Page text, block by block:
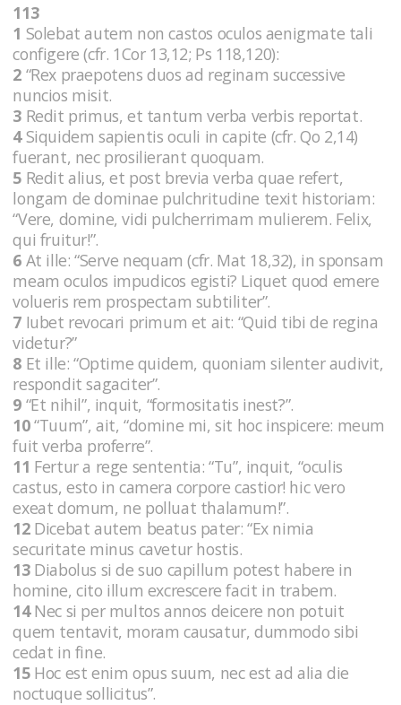
113
1 Solebat autem non castos oculos aenigmate tali
configere (cfr. 1Cor 13,12; Ps 118,120):
2 “Rex praepotens duos ad reginam successive
nuncios misit.
3 Redit primus, et tantum verba verbis reportat.
4Siquidem sapientis oculi in capite (cfr. Qo 2,14)
fuerant, nec prosilierant quoquam.
5 Redit alius, et post brevia verba quae refert,
longam de dominae pulchritudine texit historiam:
“Vere, domine, vidi pulcherrimam mulierem. Felix,
qui fruitur!”.
6 At ille: “Serve nequam (cfr. Mat 18,32), in sponsam
meam oculos impudicos egisti? Liquet quod emere
volueris rem prospectam subtiliter”.
7 Iubet revocari primum et ait: “Quid tibi de regina
videtur?”
8 Et ille: “Optime quidem, quoniam silenter audivit,
respondit sagaciter”.
9 “Et nihil”, inquit, “formositatis inest?”.
10“Tuum”, ait, “domine mi, sit hoc inspicere: meum
fuit verba proferre”.
11 Fertur a rege sententia: “Tu”, inquit, “oculis
castus, esto in camera corpore castior! hic vero
exeat domum, ne polluat thalamum!”.
12Dicebat autem beatus pater: “Ex nimia
securitate minus cavetur hostis.
13Diabolus si de suo capillum potest habere in
homine, cito illum excrescere facit in trabem.
14Nec si per multos annos deicere non potuit
quem tentavit, moram causatur, dummodo sibi
cedat in fine.
15Hoc est enim opus suum, nec est ad alia die
noctuque sollicitus”.